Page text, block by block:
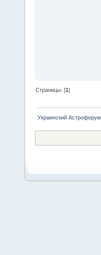
Страницы: [1]
Украинский Астрофорум